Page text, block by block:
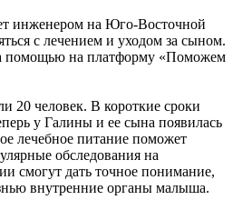
инженером на Юго-Восточной
с лечением и уходом за сыном.
помощью на платформу «Поможем
20 человек. В короткие сроки
у Галины и ее сына появилась
лечебное питание поможет
обследования на
смогут дать точное понимание,
внутренние органы малыша.